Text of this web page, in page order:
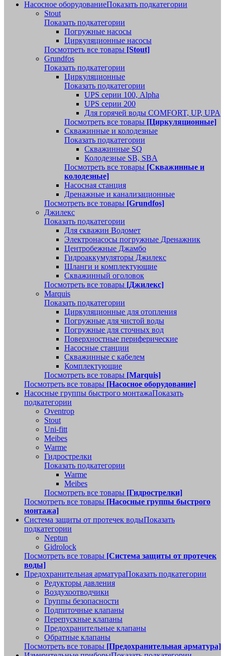
Насосное оборудованиеПоказать подкатегории
Stout
Показать подкатегории
Погружные насосы
Циркуляционные насосы
Посмотреть все товары [Stout]
Grundfos
Показать подкатегории
Циркуляционные
Показать подкатегории
UPS серии 100, Alpha
UPS серии 200
Для горячей воды COMFORT, UP, UPA
Посмотреть все товары [Циркуляционные]
Скважинные и колодезные
Показать подкатегории
Скважинные SQ
Колодезные SB, SBA
Посмотреть все товары [Скважинные и
колодезные]
Насосная станция
Дренажные и канализационные
Посмотреть все товары [Grundfos]
Джилекс
Показать подкатегории
Для скважин Водомет
Электронасосы погружные Дренажник
Центробежные Джамбо
Гидроаккумуляторы Джилекс
Шланги и комплектующие
Скважинный оголовок
Посмотреть все товары [Джилекс]
Marquis
Показать подкатегории
Циркуляционные для отопления
Погружные для чистой воды
Погружные для сточных вод
Поверхностные периферические
Насосные станции
Скважинные с кабелем
Комплектующие
Посмотреть все товары [Marquis]
Посмотреть все товары [Насосное оборудование]
Насосные группы быстрого монтажаПоказать
подкатегории
Oventrop
Stout
Uni-fitt
Meibes
Warme
Гидрострелки
Показать подкатегории
Warme
Meibes
Посмотреть все товары [Гидрострелки]
Посмотреть все товары [Насосные группы быстрого
монтажа]
Система защиты от протечек водыПоказать
подкатегории
Neptun
Gidrolock
Посмотреть все товары [Система защиты от протечек
воды]
Предохранительная арматураПоказать подкатегории
Редукторы давления
Воздухоотводчики
Группы безопасности
Подпиточные клапаны
Перепускные клапаны
Предохранительные клапаны
Обратные клапаны
Посмотреть все товары [Предохранительная арматура]